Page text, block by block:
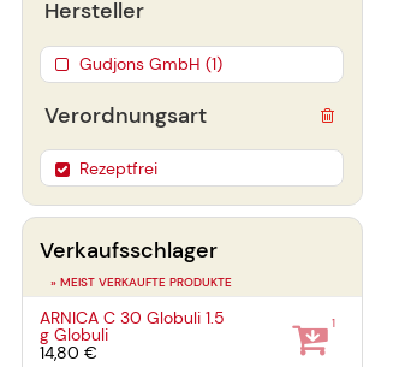
Hersteller
Gudjons GmbH (1)
Verordnungsart
Rezeptfrei
Verkaufsschlager
» MEIST VERKAUFTE PRODUKTE
ARNICA C 30 Globuli1.5
gGlobuli
14,80 €
1